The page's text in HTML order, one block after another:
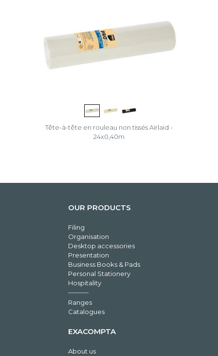
Tête-à-tête en rouleau non tissés Airlaid -
24x0,40m
OUR PRODUCTS
Filing
Organisation
Desktop accessories
Presentation
Business Books & Pads
Personal Stationery
Hospitality
Ranges
Catalogues
EXACOMPTA
About us